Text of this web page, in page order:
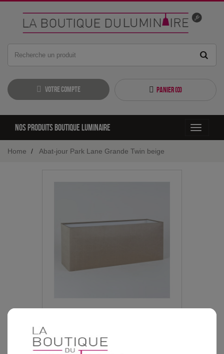
Votre compte Panier (0)
Toggle
Nos produits boutique luminaire
Home Abat-jour Park Lane Grande Twin beige
Abat-jour Park Lane Grande Twin beige
Astro Lighting